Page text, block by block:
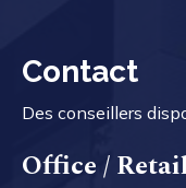
Contact
Des conseillers
Office /